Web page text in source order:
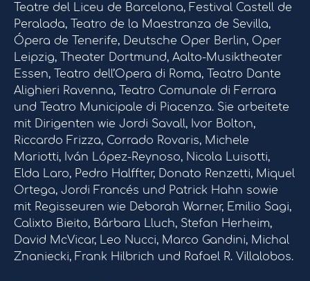
Teatre del Liceu de Barcelona, Festival Castell de
Peralada, Teatro de la Maestranza de Sevilla,
Ópera de Tenerife, Deutsche Oper Berlin, Oper
Leipzig, Theater Dortmund, Aalto-Musiktheater
Essen, Teatro dell’Opera di Roma, Teatro Dante
Alighieri Ravenna, Teatro Comunale di Ferrara
und Teatro Municipale di Piacenza. Sie arbeitete
mit Dirigenten wie Jordi Savall, Ivor Bolton,
Riccardo Frizza, Corrado Rovaris, Michele
Mariotti, Iván López-Reynoso, Nicola Luisotti,
Elda Laro, Pedro Halffter, Donato Renzetti, Miquel
Ortega, Jordi Francés und Patrick Hahn sowie
mit Regisseuren wie Deborah Warner, Emilio Sagi,
Calixto Bieito, Bárbara Lluch, Stefan Herheim,
David McVicar, Leo Nucci, Marco Gandini, Michal
Znaniecki, Frank Hilbrich und Rafael R. Villalobos.